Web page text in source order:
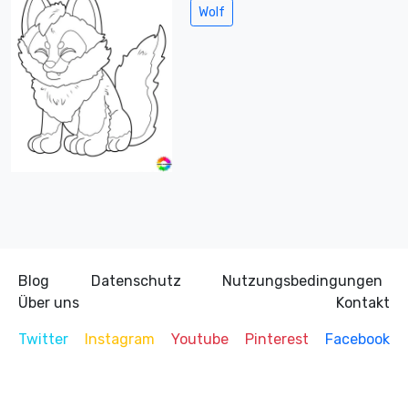
Wolf
Blog Datenschutz
Nutzungsbedingungen
Über uns
Kontakt
Twitter Instagram Youtube Pinterest Facebook